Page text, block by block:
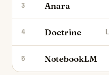
3 Anara
4 Doctrine
5 NotebookLM